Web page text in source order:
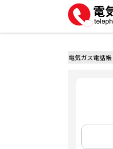
電気ガス電話帳